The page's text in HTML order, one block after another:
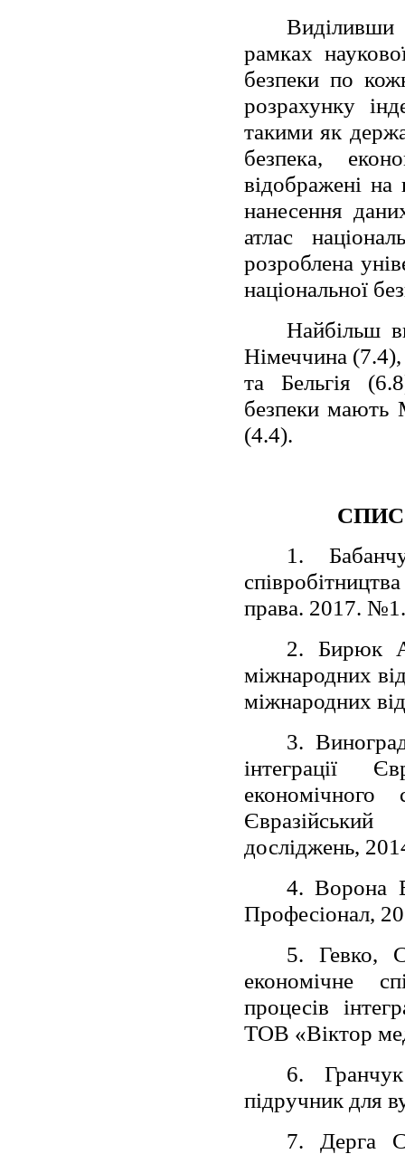
Виділивши
рамках
безпеки по
розрахунку
такими як
безпека,
відображені на
нанесення
атлас
розроблена
національної
Найбільш
Німеччина
та Бельгія
безпеки мають
(4.4).
1.
права. 2017. №1.
2. Бирюк
міжнародних
міжнародних
3.
інтеграції
економічного
досліджень,
4. Ворона
Професіонал,
5. Гевко,
економічне
процесів
ТОВ «Віктор
6.
підручник для
7. Дерга